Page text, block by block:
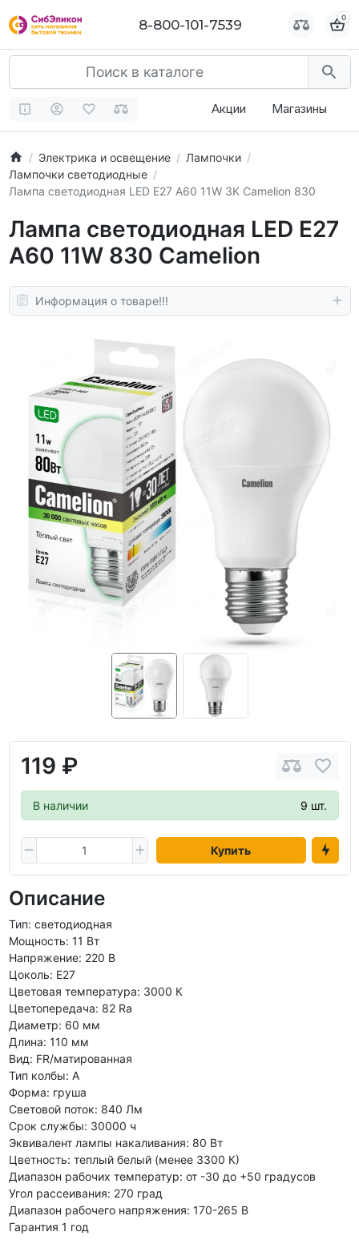
8-800-101-7539 0
Акции Магазины
Электрика и освещение
Лампочки
Лампочки светодиодные
Лампа светодиодная LED E27 A60 11W 3K Camelion 830
Лампа светодиодная LED E27
A60 11W 830 Camelion
Информация о товаре!!!
119 ₽
В наличии 9 шт.
Купить
Описание
Тип: светодиодная
Мощность: 11 Вт
Напряжение: 220 В
Цоколь: E27
Цветовая температура: 3000 К
Цветопередача: 82 Ra
Диаметр: 60 мм
Длина: 110 мм
Вид: FR/матированная
Тип колбы: A
Форма: груша
Световой поток: 840 Лм
Срок службы: 30000 ч
Эквивалент лампы накаливания: 80 Вт
Цветность: теплый белый (менее 3300 К)
Диапазон рабочих температур: от -30 до +50 градусов
Угол рассеивания: 270 град
Диапазон рабочего напряжения: 170-265 В
Гарантия 1 год
8-800-101-7539 0